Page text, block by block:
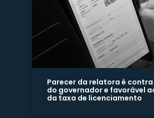
Parecer da relatora é
do governador e favorável
da taxa de licenciamento